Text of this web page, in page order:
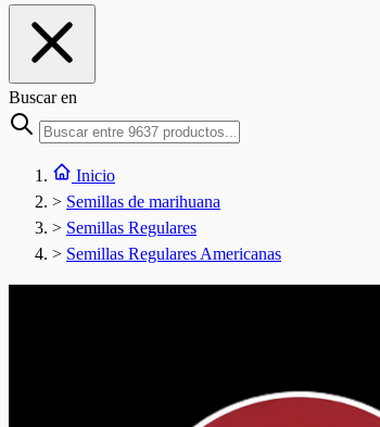
Buscar en
Inicio
> Semillas de marihuana
> Semillas Regulares
> Semillas Regulares Americanas